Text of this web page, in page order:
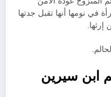
في نومها أنها تقبل جدتها
إرثها.
ابن سيرين